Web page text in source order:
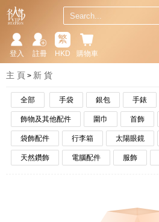
購物車
繁
HKD
註冊
登入
主 頁 新 貨
全部 手袋 銀包 手錶
飾物及其他配件 圍巾 首飾
袋飾配件 行李箱 太陽眼鏡
天然鑽飾 電腦配件 服飾